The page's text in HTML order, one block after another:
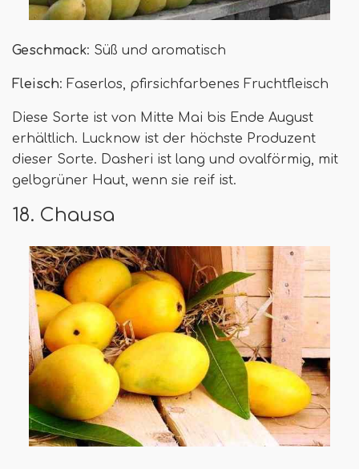
Geschmack: Süß und aromatisch
Fleisch: Faserlos, pfirsichfarbenes Fruchtfleisch
Diese Sorte ist von Mitte Mai bis Ende August
erhältlich. Lucknow ist der höchste Produzent
dieser Sorte. Dasheri ist lang und ovalförmig, mit
gelbgrüner Haut, wenn sie reif ist.
18. Chausa